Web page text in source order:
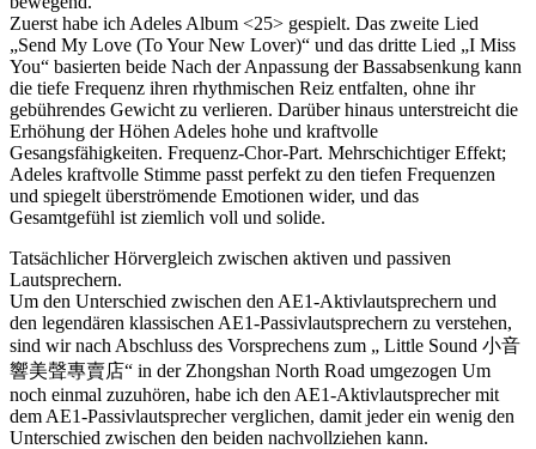
Zuerst habe ich Adeles Album <25> gespielt. Das zweite Lied
„Send My Love (To Your New Lover)“ und das dritte Lied „I Miss
You“ basierten beide Nach der Anpassung der Bassabsenkung kann
die tiefe Frequenz ihren rhythmischen Reiz entfalten, ohne ihr
gebührendes Gewicht zu verlieren. Darüber hinaus unterstreicht die
Erhöhung der Höhen Adeles hohe und kraftvolle
Gesangsfähigkeiten. Frequenz-Chor-Part. Mehrschichtiger Effekt;
Adeles kraftvolle Stimme passt perfekt zu den tiefen Frequenzen
und spiegelt überströmende Emotionen wider, und das
Gesamtgefühl ist ziemlich voll und solide.
Tatsächlicher Hörvergleich zwischen aktiven und passiven
Lautsprechern.
Um den Unterschied zwischen den AE1-Aktivlautsprechern und
den legendären klassischen AE1-Passivlautsprechern zu verstehen,
sind wir nach Abschluss des Vorsprechens zum „ Little Sound 小音
響美聲專賣店“ in der Zhongshan North Road umgezogen Um
noch einmal zuzuhören, habe ich den AE1-Aktivlautsprecher mit
dem AE1-Passivlautsprecher verglichen, damit jeder ein wenig den
Unterschied zwischen den beiden nachvollziehen kann.